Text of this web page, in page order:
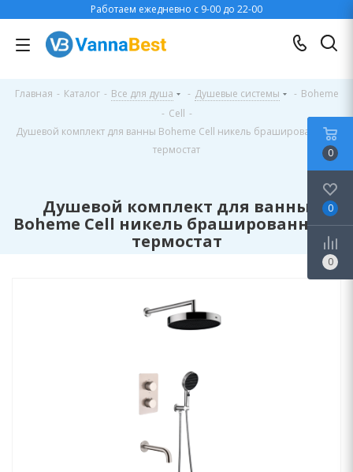
Работаем ежедневно с 9-00 до 22-00
Главная - Каталог - Все для душа - Душевые системы - Boheme
- Cell -
Душевой комплект для ванны Boheme Cell никель брашированный,
термостат
Душевой комплект для ванны
Boheme Cell никель брашированный,
термостат
0
0
0